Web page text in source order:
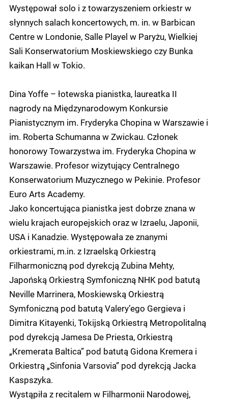
Występował solo i z towarzyszeniem orkiestr w
słynnych salach koncertowych, m. in. w Barbican
Centre w Londonie, Salle Playel w Paryżu, Wielkiej
Sali Konserwatorium Moskiewskiego czy Bunka
kaikan Hall w Tokio.
Dina Yoffe – łotewska pianistka, laureatka II
nagrody na Międzynarodowym Konkursie
Pianistycznym im. Fryderyka Chopina w Warszawie i
im. Roberta Schumanna w Zwickau. Członek
honorowy Towarzystwa im. Fryderyka Chopina w
Warszawie. Profesor wizytujący Centralnego
Konserwatorium Muzycznego w Pekinie. Profesor
Euro Arts Academy.
Jako koncertująca pianistka jest dobrze znana w
wielu krajach europejskich oraz w Izraelu, Japonii,
USA i Kanadzie. Występowała ze znanymi
orkiestrami, m.in. z Izraelską Orkiestrą
Filharmoniczną pod dyrekcją Zubina Mehty,
Japońską Orkiestrą Symfoniczną NHK pod batutą
Neville Marrinera, Moskiewską Orkiestrą
Symfoniczną pod batutą Valery’ego Gergieva i
Dimitra Kitayenki, Tokijską Orkiestrą Metropolitalną
pod dyrekcją Jamesa De Priesta, Orkiestrą
„Kremerata Baltica” pod batutą Gidona Kremera i
Orkiestrą „Sinfonia Varsovia” pod dyrekcją Jacka
Kaspszyka.
Wystąpiła z recitalem w Filharmonii Narodowej,